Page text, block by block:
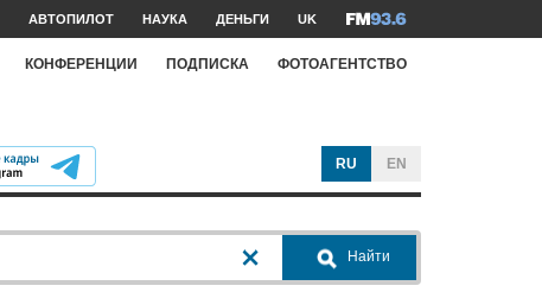
АВТОПИЛОТ НАУКА ДЕНЬГИ UK
КОНФЕРЕНЦИИ ПОДПИСКА ФОТОАГЕНТСТВО
RU EN
Найти